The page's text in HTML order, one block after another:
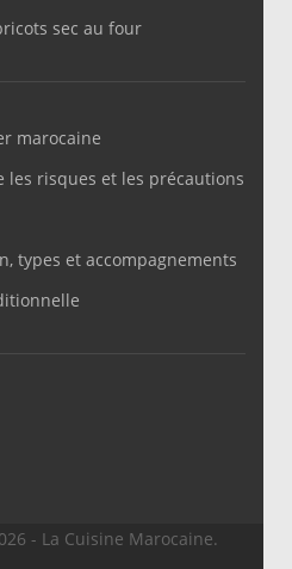
sec au four
marocaine
les risques et les précautions
types et accompagnements
- La Cuisine Marocaine.